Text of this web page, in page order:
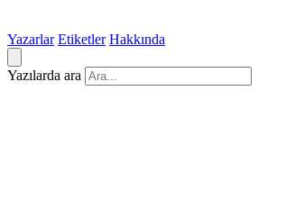
Yazarlar Etiketler Hakkında
Yazılarda ara